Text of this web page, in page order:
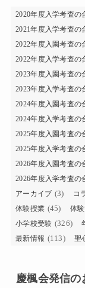
2020年度入学考査の
2021年度入学考査の
2022年度入園考査の
2022年度入学考査の
2023年度入園考査の
2023年度入学考査の
2024年度入園考査の
2024年度入学考査の
2025年度入園考査の
2025年度入学考査の
2026年度入園考査の
2026年度入学考査の
アーカイブ (3) コ
体験授業 (45) 体
小学校受験 (326)
最新情報 (113) 聖
慶楓会発信の